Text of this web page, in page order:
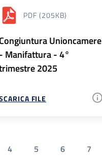
PDF (205KB)
Congiuntura Unioncamere
- Manifattura - 4°
2025
FILE
4 5 6 7